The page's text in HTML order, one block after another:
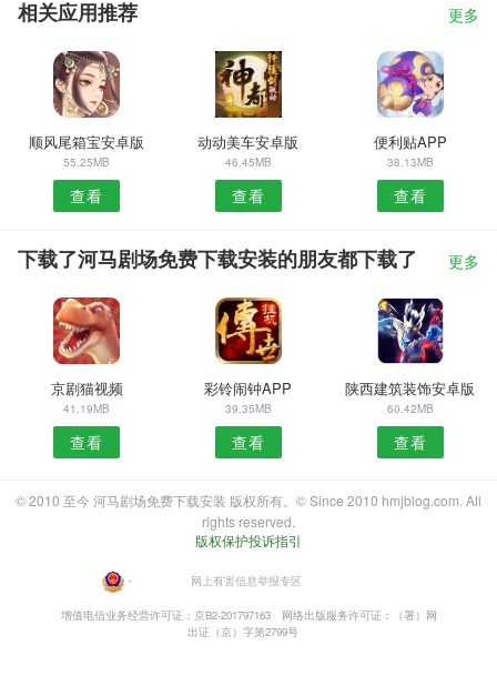
相关应用推荐 更多
顺风尾箱宝安卓版
55.25MB
查看
动动美车安卓版
46.45MB
查看
便利贴APP
38.13MB
查看
下载了河马剧场免费下载安装的朋友都下载了 更多
京剧猫视频
41.19MB
查看
彩铃闹钟APP
39.35MB
查看
陕西建筑装饰安卓版
60.42MB
查看
© 2010 至今 河马剧场免费下载安装 版权所有。© Since 2010 hmjblog.com. All
rights reserved.
版权保护投诉指引
・ 网上有害信息举报专区
增值电信业务经营许可证：京B2-201797163
网络出版服务许可证：（署）网
出证（京）字第2799号